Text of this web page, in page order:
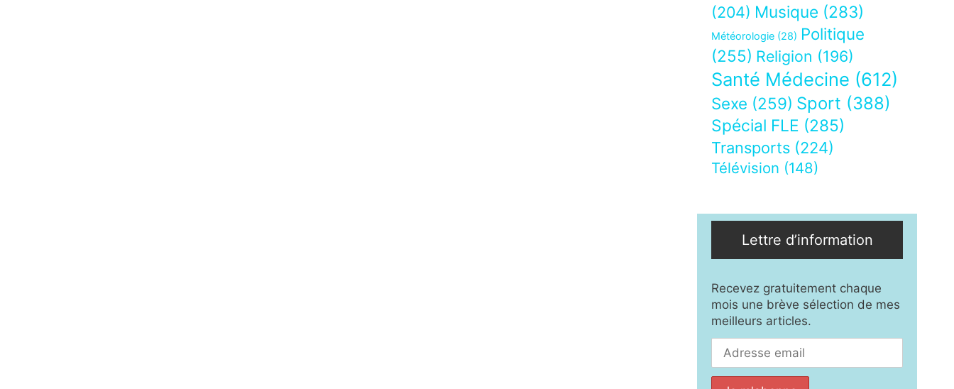
(204) Musique (283)
Météorologie (28) Politique
(255) Religion (196)
Santé Médecine (612)
Sexe (259) Sport (388)
Spécial FLE (285)
Transports (224)
Télévision (148)
Lettre d’information
Recevez gratuitement chaque
mois une brève sélection de mes
meilleurs articles.